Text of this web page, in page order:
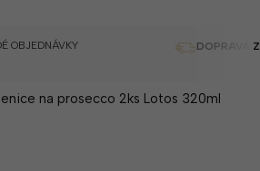
OBJEDNÁVKY DOPRAVA
na prosecco 2ks Lotos 320ml